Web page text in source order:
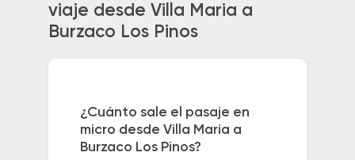
viaje desde Villa Maria a
Burzaco Los Pinos
¿Cuánto sale el pasaje en
micro desde Villa Maria a
Burzaco Los Pinos?